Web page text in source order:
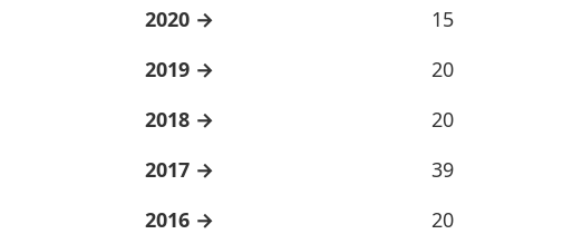
2020
15
2019
20
2018
20
2017
39
2016
20